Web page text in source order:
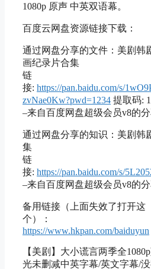
1080p 原声 中英双语幕。
百度云网盘资源链接下载：
通过网盘分享的文件：美剧韩
画纪录片合集
链
接: https://pan.baidu.com/s/
zvNae0Kw?pwd=1234 提取码:
–来自百度网盘超级会员v8的
通过网盘分享的知识：美剧韩
集
链
接: https://pan.baidu.com/s/
–来自百度网盘超级会员v8的
备用链接（上面失效了打开这
个）：
https://www.hkpan.com/baiduyun
【美剧】大小谎言两季全
光未删减中英字幕/英文字幕/